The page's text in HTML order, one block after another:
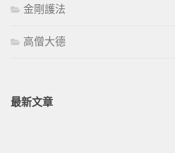
金剛護法
高僧大德
最新文章